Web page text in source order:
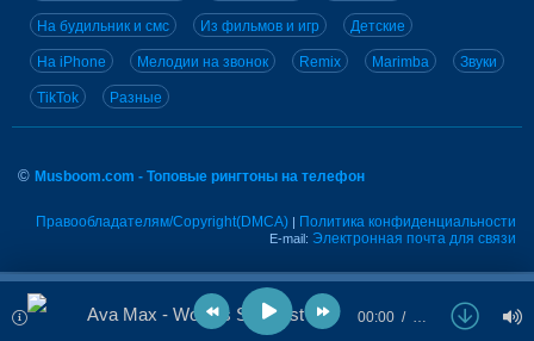
На будильник и смс Из фильмов и игр Детские
На iPhone Мелодии на звонок Remix Marimba Звуки
TikTok Разные
© Musboom.com - Топовые рингтоны на телефон
Правообладателям/Copyright(DMCA) | Политика конфиденциальности
E-mail: Электронная почта для связи
Ava Max - World’s Smallest Violin 00:00 …